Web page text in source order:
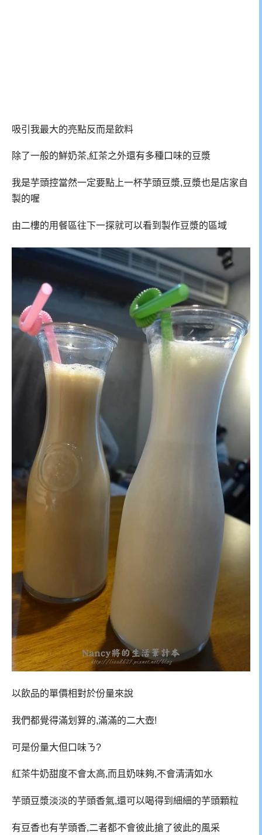
吸引我最大的亮點反而是飲料
除了一般的鮮奶茶,紅茶之外還有多種口味的豆漿
我是芋頭控當然一定要點上一杯芋頭豆漿,豆漿也是店家自
製的喔
由二樓的用餐區往下一探就可以看到製作豆漿的區域
以飲品的單價相對於份量來說
我們都覺得滿划算的,滿滿的二大壺!
可是份量大但口味ㄋ?
紅茶牛奶甜度不會太高,而且奶味夠,不會清清如水
芋頭豆漿淡淡的芋頭香氣,還可以喝得到細細的芋頭顆粒
有豆香也有芋頭香,二者都不會彼此搶了彼此的風采